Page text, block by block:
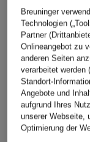
Bestpreis:
Ursprünglich:370 €
ÄHNLICHE
Breuninger
Technologien
Partner
Onlineangebot zu
anderen Seiten
verarbeitet werden
Standort-
Angebote und
aufgrund Ihres
unserer Webseite,
Optimierung der